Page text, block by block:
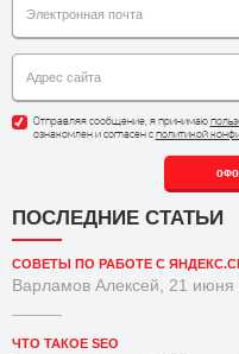
ПОСЛЕДНИЕ СТАТЬИ
СОВЕТЫ ПО РАБОТЕ С
Варламов Алексей, 21 июня
ЧТО ТАКОЕ SEO
Отправляя сообщение, я принимаю
ознакомлен и согласен сполитикой